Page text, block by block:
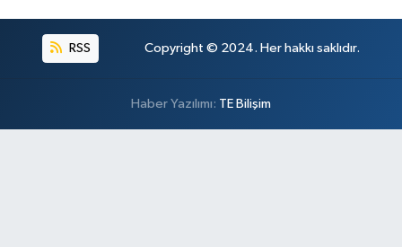
RSS Copyright © 2024. Her hakkı saklıdır.
Haber Yazılımı: TE Bilişim